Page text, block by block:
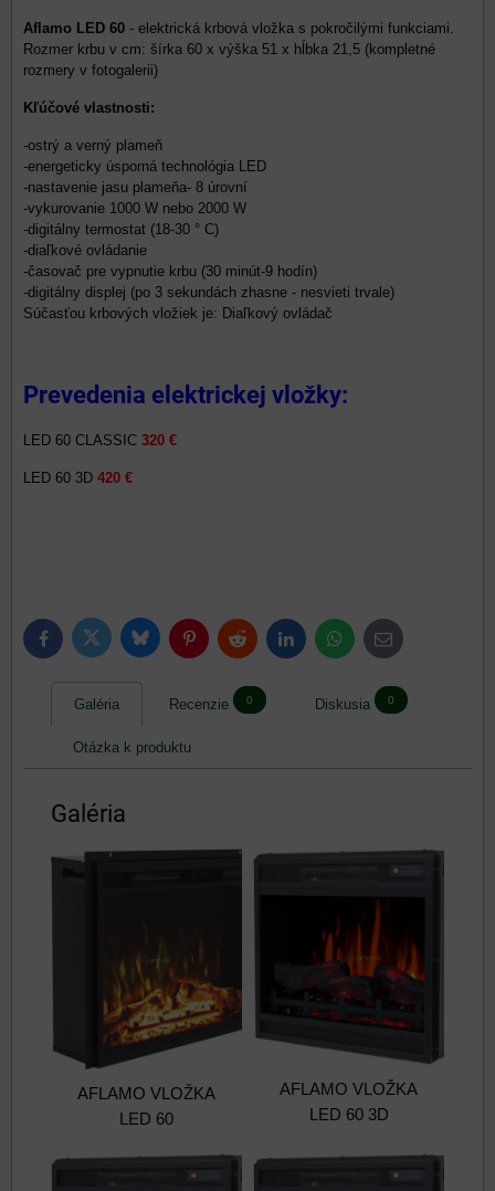
Aflamo LED 60 - elektrická krbová vložka s pokročilými funkciami.
Rozmer krbu v cm: šírka 60 x výška 51 x hĺbka 21,5 (kompletné
rozmery v fotogalerii)
Kľúčové vlastnosti:
-ostrý a verný plameň
-energeticky úsporná technológia LED
-nastavenie jasu plameňa- 8 úrovní
-vykurovanie 1000 W nebo 2000 W
-digitálny termostat (18-30 ° C)
-diaľkové ovládanie
-časovač pre vypnutie krbu (30 minút-9 hodín)
-digitálny displej (po 3 sekundách zhasne - nesvieti trvale)
Súčasťou krbových vložiek je: Diaľkový ovládač
Prevedenia elektrickej vložky:
LED 60 CLASSIC 320 €
LED 60 3D 420 €
FacebookTwitter BlueskyPinterestReddit LinkedInWhatsApp
E-
mail
Galéria Recenzie 0 Diskusia 0
Otázka k produktu
Galéria
AFLAMO VLOŽKA
LED 60
AFLAMO VLOŽKA
LED 60 3D